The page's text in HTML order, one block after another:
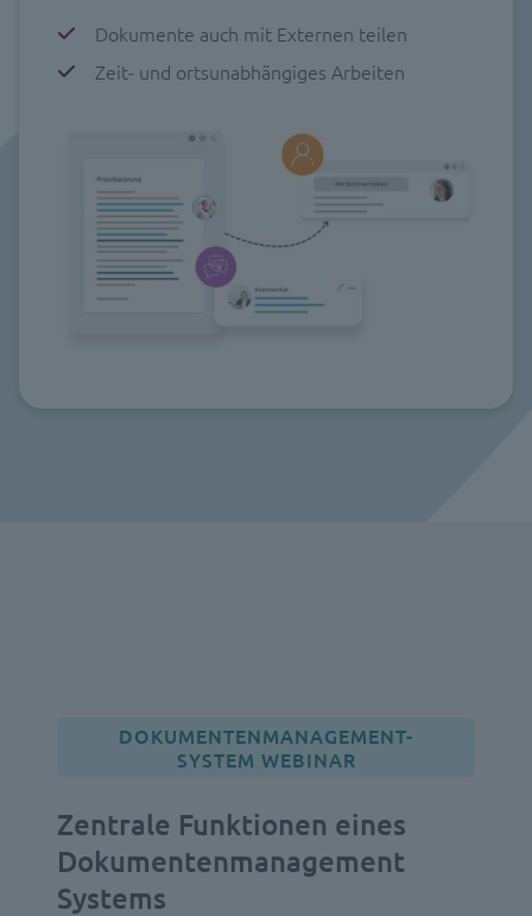
Dokumente auch mit Externen teilen
Zeit- und ortsunabhängiges Arbeiten
DOKUMENTENMANAGEMENT-
SYSTEM WEBINAR
Zentrale Funktionen eines
Dokumentenmanagement
Systems